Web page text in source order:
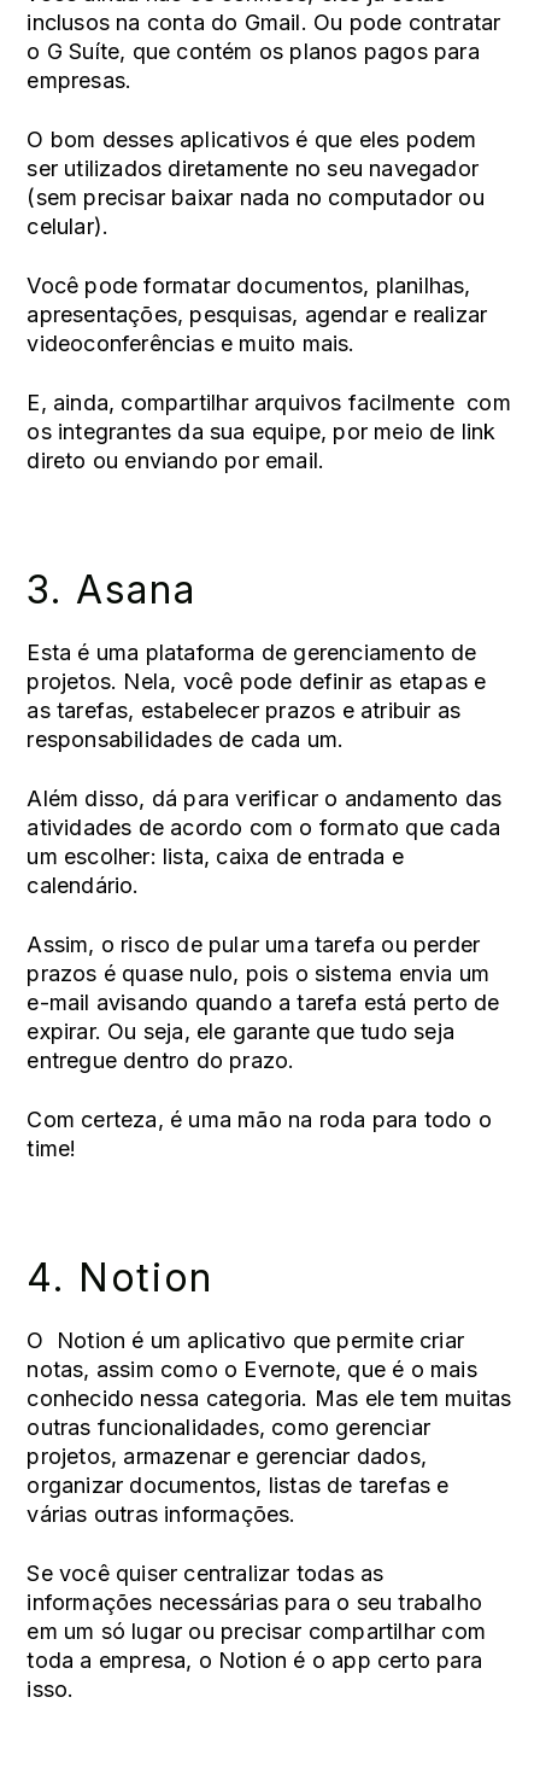
inclusos na conta do Gmail. Ou pode contratar
o G Suíte, que contém os planos pagos para
empresas.
O bom desses aplicativos é que eles podem
ser utilizados diretamente no seu navegador
(sem precisar baixar nada no computador ou
celular).
Você pode formatar documentos, planilhas,
apresentações, pesquisas, agendar e realizar
videoconferências e muito mais.
E, ainda, compartilhar arquivos facilmente com
os integrantes da sua equipe, por meio de link
direto ou enviando por email.
3. Asana
Esta é uma plataforma de gerenciamento de
projetos. Nela, você pode definir as etapas e
as tarefas, estabelecer prazos e atribuir as
responsabilidades de cada um.
Além disso, dá para verificar o andamento das
atividades de acordo com o formato que cada
um escolher: lista, caixa de entrada e
calendário.
Assim, o risco de pular uma tarefa ou perder
prazos é quase nulo, pois o sistema envia um
e-mail avisando quando a tarefa está perto de
expirar. Ou seja, ele garante que tudo seja
entregue dentro do prazo.
Com certeza, é uma mão na roda para todo o
time!
4. Notion
O Notion é um aplicativo que permite criar
notas, assim como o Evernote, que é o mais
conhecido nessa categoria. Mas ele tem muitas
outras funcionalidades, como gerenciar
projetos, armazenar e gerenciar dados,
organizar documentos, listas de tarefas e
várias outras informações.
Se você quiser centralizar todas as
informações necessárias para o seu trabalho
em um só lugar ou precisar compartilhar com
toda a empresa, o Notion é o app certo para
isso.